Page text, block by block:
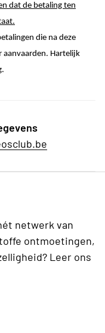
dat de betaling ten
die na deze
aanvaarden. Hartelijk
netwerk van
ontmoetingen,
Leer ons